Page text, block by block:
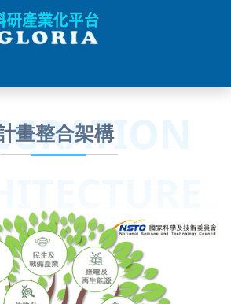
畫整合架構